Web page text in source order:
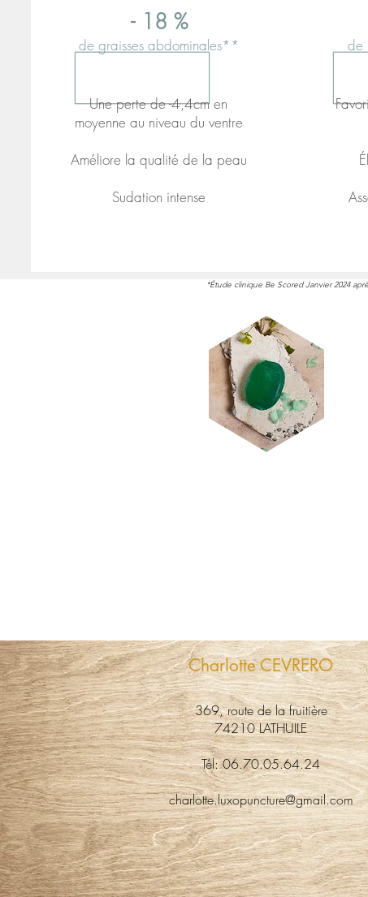
STRATEGY
Read More
- 18 %
de graisses abdominales**
Une perte de -4,4cm en
moyenne au niveau du ventre
Améliore la qualité de la peau
Sudation intense
de
*Étude clinique Be Scored Janvier 2024
Charlotte CEVRERO
369, route de la fruitière
74210 LATHUILE
Tél: 06.70.05.64.24
charlotte.luxopuncture@gmail.com